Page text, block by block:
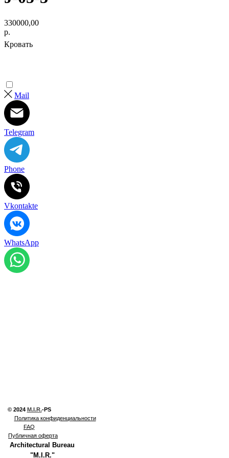
330000,00
р.
Кровать
Mail
Telegram
Phone
Vkontakte
WhatsApp
© 2024 M.I.R.-PS
Политика конфиденциальности
FAQ
Публичная оферта
Architectural Bureau
"M.I.R."